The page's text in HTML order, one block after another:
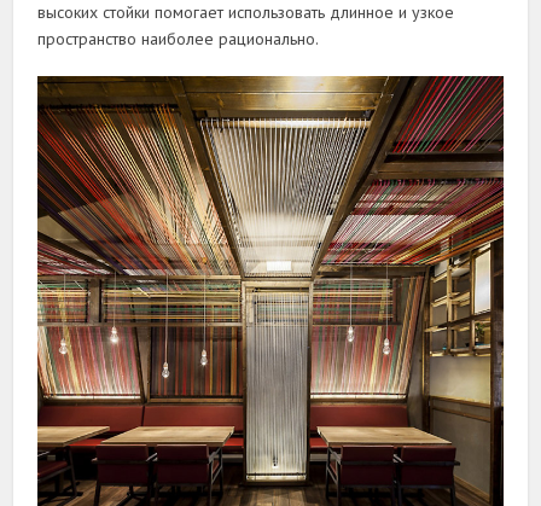
высоких стойки помогает использовать длинное и узкое
пространство наиболее рационально.